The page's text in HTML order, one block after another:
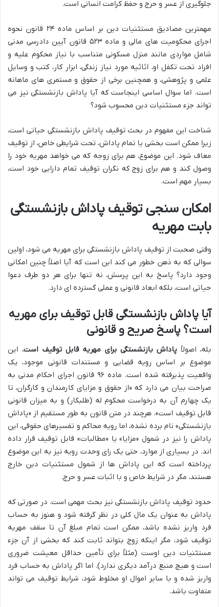
جلوگیری از عسر و حرج و حفظ کرامت انسانی است.
مهمترین مصادیق مستثنیات دین بر اساس ماده ۲۴ قانون نحوه
اجرای محکومیت های مالی و ماده ۵۲۳ قانون آیین دادرسی مدنی
شامل مواردی مانند منزل مسکونی متناسب با نیاز محکوم علیه و
افراد تحت تکفل او، اثاثیه مورد نیاز زندگی، ابزار کار، کتب و وسایل
علمی و پژوهشی، و همچنین برخی از حقوق و مستمری های ماهانه
است. اما سوال اساسی اینجاست که آیا پاداش بازنشستگی نیز می
تواند جزء مستثنیات دین محسوب شود؟
شناخت این مفهوم در بحث توقیف پاداش بازنشستگی حیاتی است،
زیرا ممکن است بخشی یا تمام پاداش، تحت شرایطی خاص، از توقیف
معاف شود. این موضوع، هم برای زوجه که می خواهد مهریه خود را
وصول کند و هم برای زوج که نگران توقیف تمام دارایی خود است،
بسیار مهم است.
امکان سنجی توقیف پاداش بازنشستگی
بابت مهریه
وقتی صحبت از توقیف پاداش بازنشستگی برای مهریه می شود، اولین
سوالی که به ذهن خطور می کند این است که آیا اصلاً چنین امکانی
وجود دارد؟ پاسخ به این پرسش، نه تنها برای هر دو طرف دعوا
حیاتی است، بلکه ابعاد قانونی و عملی گسترده ای دارد.
آیا پاداش بازنشستگی قابل توقیف برای مهریه
است؟ پاسخ صریح و قانونی
بله، اصولاً پاداش بازنشستگی برای مهریه قابل توقیف است. این
موضوع بر اساس رویه قضایی و مستندات قانونی موجود، یک
واقعیت پذیرفته شده است. ماده ۹۶ قانون اجرای احکام مدنی به
صراحت بیان می دارد که «از حقوق و مزایای کارمندان و کارگران، تا
یک چهارم آن به درخواست محکوم له (طلبکار) و به میزان قانونی
قابل توقیف است». هرچند در متن قانون به طور مستقیم از «پاداش
بازنشستگی» نام برده نشده، اما رویه محاکم و تفسیرهای حقوقی، این
پاداش را نیز در شمول «مزایا» یا «مطالبات» قابل توقیف قرار داده
اند. در بسیاری از موارد، حتی یک رای وحدت رویه نیز به این موضوع
پرداخته است که این پاداش ها از شمول مستثنیات دین خارج
هستند، مگر در شرایط خاص و با اثبات عسر و حرج.
حدود توقیف پاداش بازنشستگی نیز بحث مهمی است. در صورتی که
پاداش به عنوان یک مال کلی در نظر گرفته شود و هنوز به حساب
فرد واریز نشده باشد، ممکن است تمام مبلغ آن تا سقف مهریه
توقیف شود، مگر اینکه زوج بتواند ثابت کند که بخشی از آن جزء
مستثنیات دین اوست (مثلاً برای تأمین حداقل معیشت ضروری
است و هیچ منبع درآمد دیگری ندارد). اما اگر پاداش به حساب فرد
واریز شده و با سایر اموال او مخلوط شود، شرایط توقیف می تواند
متفاوت باشد.